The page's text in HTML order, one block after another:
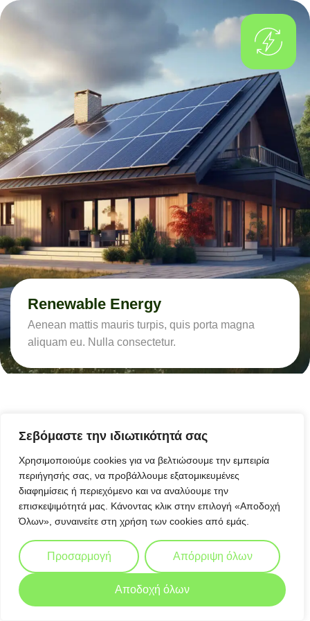
Σεβόμαστε την ιδιωτικότητά σας
Χρησιμοποιούμε cookies για να βελτιώσουμε την εμπειρία
περιήγησής σας, να προβάλλουμε εξατομικευμένες
διαφημίσεις ή περιεχόμενο και να αναλύουμε την
επισκεψιμότητά μας. Κάνοντας κλικ στην επιλογή «Αποδοχή
Όλων», συναινείτε στη χρήση των cookies από εμάς.
Προσαρμογή Απόρριψη όλων
Αποδοχή όλων
Renewable Energy
Aenean mattis mauris turpis, quis porta magna
aliquam eu. Nulla consectetur.